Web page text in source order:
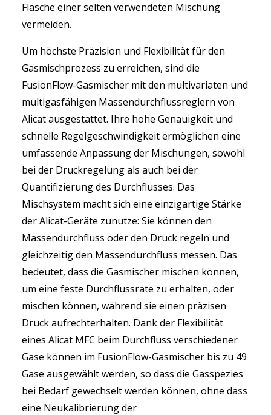
Flasche einer selten verwendeten Mischung
vermeiden.
Um höchste Präzision und Flexibilität für den
Gasmischprozess zu erreichen, sind die
FusionFlow-Gasmischer mit den multivariaten und
multigasfähigen Massendurchflussreglern von
Alicat ausgestattet. Ihre hohe Genauigkeit und
schnelle Regelgeschwindigkeit ermöglichen eine
umfassende Anpassung der Mischungen, sowohl
bei der Druckregelung als auch bei der
Quantifizierung des Durchflusses. Das
Mischsystem macht sich eine einzigartige Stärke
der Alicat-Geräte zunutze: Sie können den
Massendurchfluss oder den Druck regeln und
gleichzeitig den Massendurchfluss messen. Das
bedeutet, dass die Gasmischer mischen können,
um eine feste Durchflussrate zu erhalten, oder
mischen können, während sie einen präzisen
Druck aufrechterhalten. Dank der Flexibilität
eines Alicat MFC beim Durchfluss verschiedener
Gase können im FusionFlow-Gasmischer bis zu 49
Gase ausgewählt werden, so dass die Gasspezies
bei Bedarf gewechselt werden können, ohne dass
eine Neukalibrierung der